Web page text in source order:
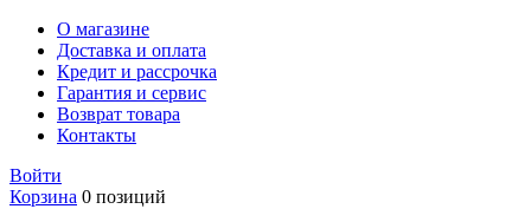
О магазине
Доставка и оплата
Кредит и рассрочка
Гарантия и сервис
Возврат товара
Контакты
Войти
Корзина 0 позиций